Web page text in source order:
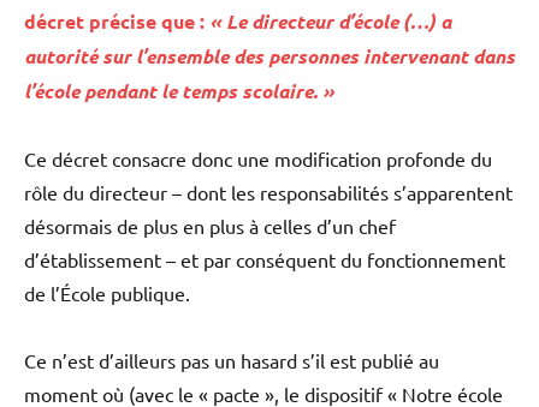
décret précise que : « Le directeur d’école (…) a
autorité sur l’ensemble des personnes intervenant dans
l’école pendant le temps scolaire. »
Ce décret consacre donc une modification profonde du
rôle du directeur – dont les responsabilités s’apparentent
désormais de plus en plus à celles d’un chef
d’établissement – et par conséquent du fonctionnement
de l’École publique.
Ce n’est d’ailleurs pas un hasard s’il est publié au
moment où (avec le « pacte », le dispositif « Notre école